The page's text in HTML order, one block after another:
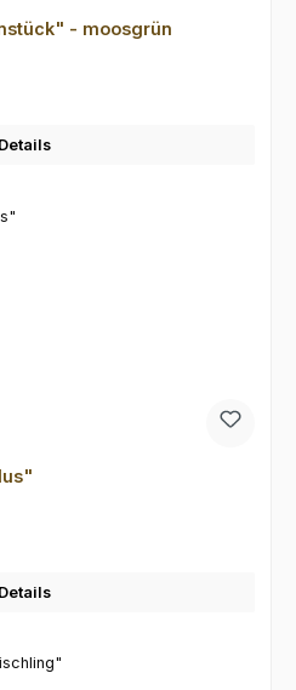
- moosgrün
Details
Details